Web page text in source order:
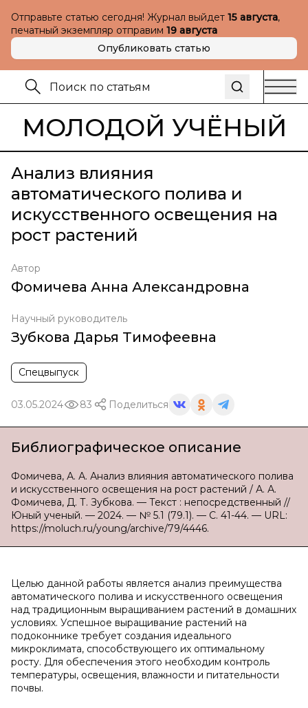
Отправьте статью сегодня! Журнал выйдет 15 августа,
печатный экземпляр отправим 19 августа
Опубликовать статью
МОЛОДОЙ УЧЁНЫЙ
Анализ влияния
автоматического полива и
искусственного освещения на
рост растений
Автор
Фомичева Анна Александровна
Научный руководитель
Зубкова Дарья Тимофеевна
Спецвыпуск
03.05.2024 83 Поделиться
Библиографическое описание
Фомичева, А. А. Анализ влияния автоматического полива
и искусственного освещения на рост растений / А. А.
Фомичева, Д. Т. Зубкова. — Текст : непосредственный //
Юный ученый. — 2024. — № 5.1 (79.1). — С. 41-44. — URL:
https://moluch.ru/young/archive/79/4446.
Целью данной работы является анализ преимущества
автоматического полива и искусственного освещения
над традиционным выращиванием растений в домашних
условиях. Успешное выращивание растений на
подоконнике требует создания идеального
микроклимата, способствующего их оптимальному
росту. Для обеспечения этого необходим контроль
температуры, освещения, влажности и питательности
почвы.